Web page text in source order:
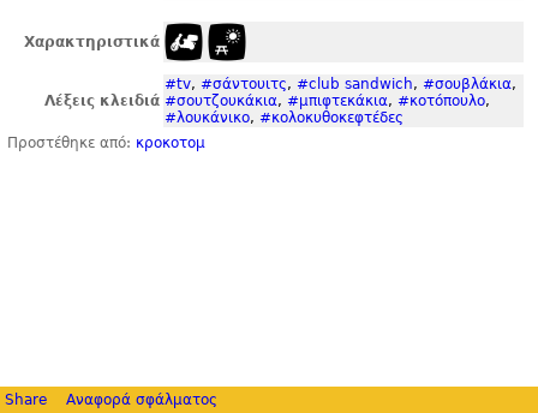
Χαρακτηριστικά
Λέξεις κλειδιά
#tv, #σάντουιτς, #club sandwich, #σουβλάκια,
#σουτζουκάκια, #μπιφτεκάκια, #κοτόπουλο,
#λουκάνικο, #κολοκυθοκεφτέδες
Προστέθηκε από: κροκοτομ
Share Αναφορά σφάλματος